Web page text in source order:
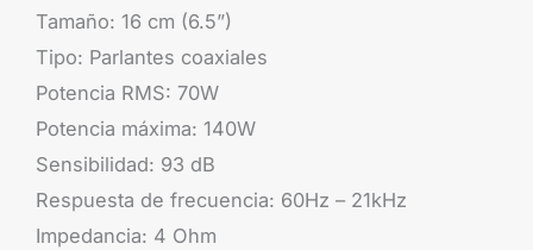
Tamaño: 16 cm (6.5”)
Tipo: Parlantes coaxiales
Potencia RMS: 70W
Potencia máxima: 140W
Sensibilidad: 93 dB
Respuesta de frecuencia: 60Hz – 21kHz
Impedancia: 4 Ohm